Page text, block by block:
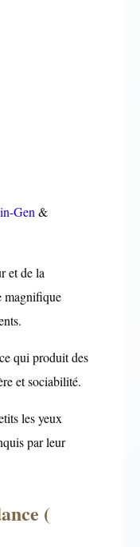
Gen &
et de la
magnifique
qui produit des
et sociabilité.
les yeux
par leur
(